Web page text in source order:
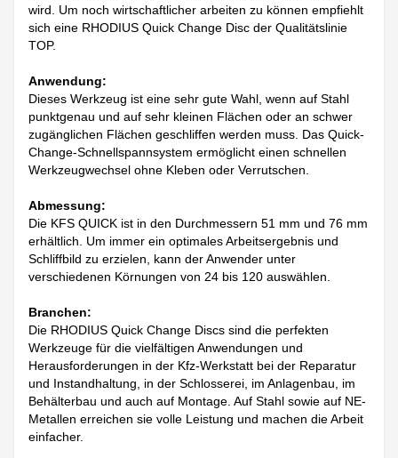
wird. Um noch wirtschaftlicher arbeiten zu können empfiehlt
sich eine RHODIUS Quick Change Disc der Qualitätslinie
TOP.
Anwendung:
Dieses Werkzeug ist eine sehr gute Wahl, wenn auf Stahl
punktgenau und auf sehr kleinen Flächen oder an schwer
zugänglichen Flächen geschliffen werden muss. Das Quick-
Change-Schnellspannsystem ermöglicht einen schnellen
Werkzeugwechsel ohne Kleben oder Verrutschen.
Abmessung:
Die KFS QUICK ist in den Durchmessern 51 mm und 76 mm
erhältlich. Um immer ein optimales Arbeitsergebnis und
Schliffbild zu erzielen, kann der Anwender unter
verschiedenen Körnungen von 24 bis 120 auswählen.
Branchen:
Die RHODIUS Quick Change Discs sind die perfekten
Werkzeuge für die vielfältigen Anwendungen und
Herausforderungen in der Kfz-Werkstatt bei der Reparatur
und Instandhaltung, in der Schlosserei, im Anlagenbau, im
Behälterbau und auch auf Montage. Auf Stahl sowie auf NE-
Metallen erreichen sie volle Leistung und machen die Arbeit
einfacher.